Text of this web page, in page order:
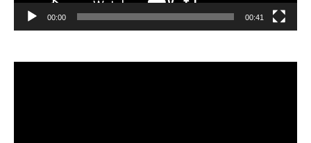
00:00 00:41